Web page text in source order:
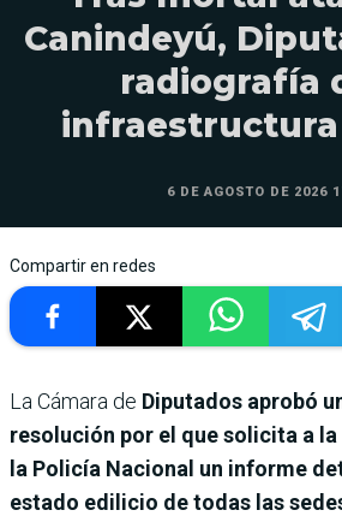
Canindeyú,
radiografía
infraestructura
6 DE AGOSTO DE 2026
Compartir en redes
La Cámara de Diputados aprobó
resolución por el que solicita a
la Policía Nacional un informe
estado edilicio de todas las